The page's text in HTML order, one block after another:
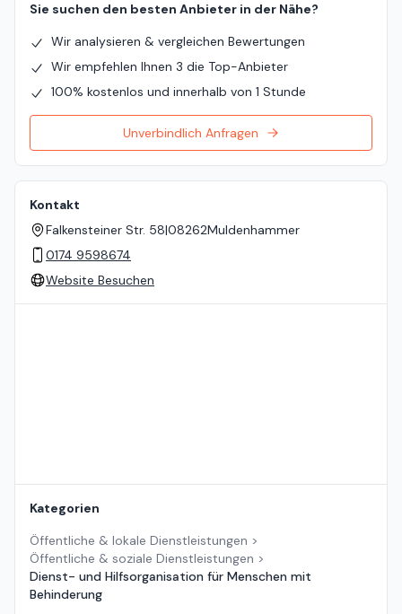
Sie suchen den besten Anbieter in der Nähe?
Wir analysieren & vergleichen Bewertungen
Wir empfehlen Ihnen 3 die Top-Anbieter
100% kostenlos und innerhalb von 1 Stunde
Unverbindlich Anfragen
Kontakt
Falkensteiner Str. 58|08262Muldenhammer
0174 9598674
Website Besuchen
Kategorien
Öffentliche & lokale Dienstleistungen >
Öffentliche & soziale Dienstleistungen >
Dienst- und Hilfsorganisation für Menschen mit
Behinderung